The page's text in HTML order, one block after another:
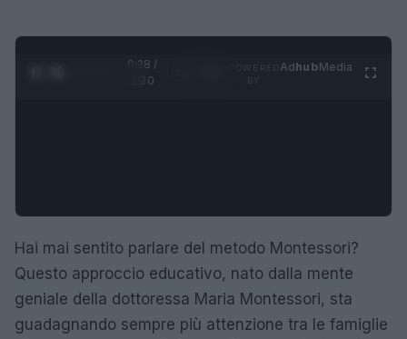
0:29 /
1:20
AdhubMedia
Hai mai sentito parlare del metodo Montessori?
Questo approccio educativo, nato dalla mente
geniale della dottoressa Maria Montessori, sta
guadagnando sempre più attenzione tra le famiglie